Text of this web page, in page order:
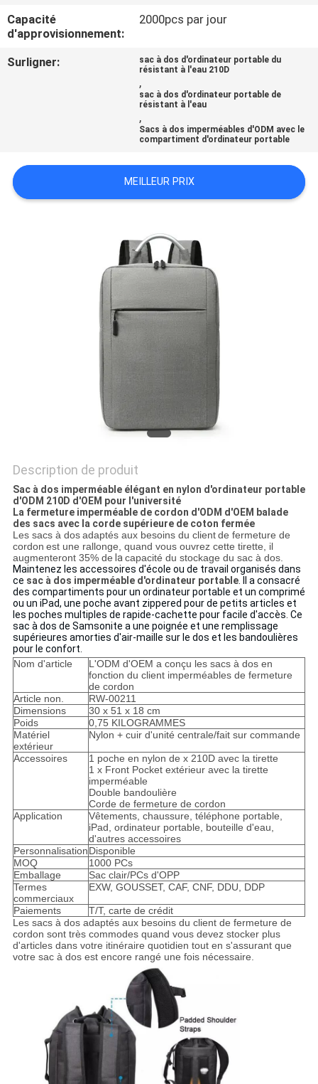
PRIVACY
POLICY
Capacité
d'approvisionnement:
2000pcs par jour
Surligner:
sac à dos d'ordinateur portable du
résistant à l'eau 210D
,
sac à dos d'ordinateur portable de
résistant à l'eau
,
Sacs à dos imperméables d'ODM avec le
compartiment d'ordinateur portable
MEILLEUR PRIX
Description de produit
Sac à dos imperméable élégant en nylon d'ordinateur portable
d'ODM 210D d'OEM pour l'université
La fermeture imperméable de cordon d'ODM d'OEM balade
des sacs avec la corde supérieure de coton fermée
Les sacs à dosadaptés aux besoins du clientde fermeture de
cordon est une rallonge, quand vous ouvrez cette tirette, il
augmenteront 35% de lacapacité du stockage du sac à dos.
Maintenez les accessoires d'école ou de travail organisés dans
ce sac à dos imperméable d'ordinateur portable. Il a consacré
des compartiments pour un ordinateur portable et un comprimé
ou un iPad, une poche avant zippered pour de petits articles et
les poches multiples de rapide-cachette pour facile d'accès. Ce
sac à dos de Samsonite a une poignée et une remplissage
supérieures amorties d'air-maille sur le dos et les bandoulières
pour le confort.
Nom d'article
L'ODM d'OEM a conçu les sacs à dos en
fonction du client imperméables de fermeture
de cordon
Article non.
RW-00211
Dimensions
30 x 51 x 18 cm
Poids
0,75 KILOGRAMMES
Matériel
extérieur
Nylon + cuir d'unité centrale/fait sur commande
Accessoires
1 poche en nylon de x 210D avec la tirette
1 x Front Pocket extérieur avec la tirette
imperméable
Double bandoulière
Corde de fermeture de cordon
Application
Vêtements, chaussure, téléphone portable,
iPad, ordinateur portable, bouteille d'eau,
d'autres accessoires
PersonnalisationDisponible
MOQ
1000 PCs
Emballage
Sac clair/PCs d'OPP
Termes
commerciaux
EXW, GOUSSET, CAF, CNF, DDU, DDP
Paiements
T/T, carte de crédit
Les sacs à dos adaptés aux besoins du client de fermeture de
cordon sont très commodes quand vous devez stocker plus
d'articles dans votre itinéraire quotidien tout en s'assurant que
votre sac à dos est encore rangé une fois nécessaire.